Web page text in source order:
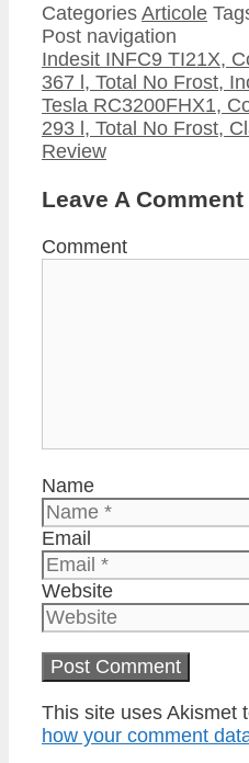
Categories Articole
Post navigation
Indesit INFC9 TI21X,
367 l, Total No Frost,
Tesla RC3200FHX1,
293 l, Total No Frost,
Review
Leave A Comment
Comment
Name
Email
Website
This site uses Akismet
how your comment